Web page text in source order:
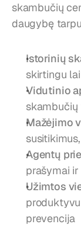
skambučių
daugybę
Istorinių
skirtingu
Vidutinio
Mažėjimo
Agentų
prašymai
Užimtos
prevencija